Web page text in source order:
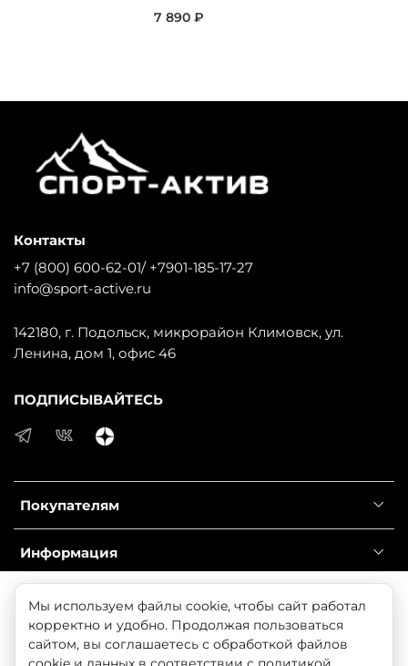
7 890 ₽
Покупателям
Информация
Справочник
Контакты
+7 (800) 600-62-01/ +7901-185-17-27
info@sport-active.ru
142180, г. Подольск, микрорайон Климовск, ул.
Ленина, дом 1, офис 46
ПОДПИСЫВАЙТЕСЬ
© 2025 Любое использование контента без письменного
Продолжая использовать наш сайт, вы даете согласие
на обработку файлов cookie, которые обеспечивают
правильную работу сайта и соглашаетесь с нашей
Политикой безопасности
Мы используем файлы cookie, чтобы сайт работал
корректно и удобно. Продолжая пользоваться
сайтом, вы соглашаетесь с обработкой файлов